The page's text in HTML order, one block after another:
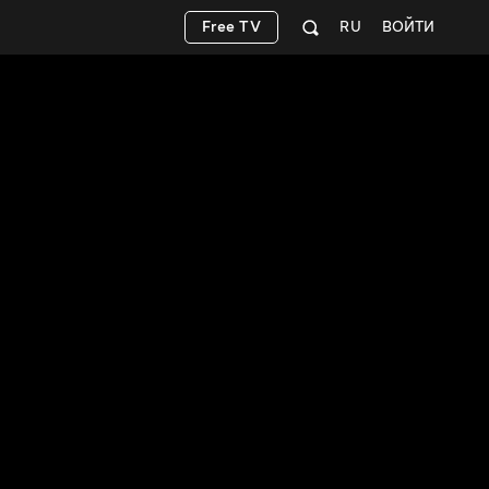
ВОЙТИ
RU
Free TV